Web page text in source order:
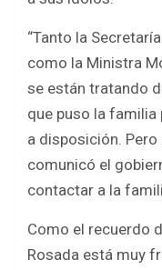
“Tanto la
como la Ministra
se están tratando
que puso la familia
a disposición. Pero
comunicó el
contactar a la
Como el recuerdo
Rosada está muy